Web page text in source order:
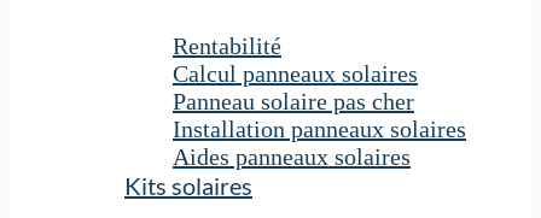
Rentabilité
Calcul panneaux solaires
Panneau solaire pas cher
Installation panneaux solaires
Aides panneaux solaires
Kits solaires